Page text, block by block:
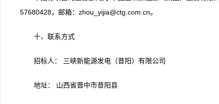
57680428，邮箱：zhou_yijia@ctg.com.cn。
十、联系方式
招标人： 三峡新能源发电（昔阳）有限公司
地址： 山西省晋中市昔阳县